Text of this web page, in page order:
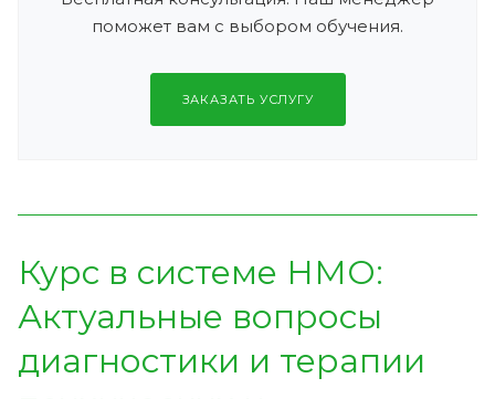
поможет вам с выбором обучения.
ЗАКАЗАТЬ УСЛУГУ
Курс в системе НМО:
Актуальные вопросы
диагностики и терапии